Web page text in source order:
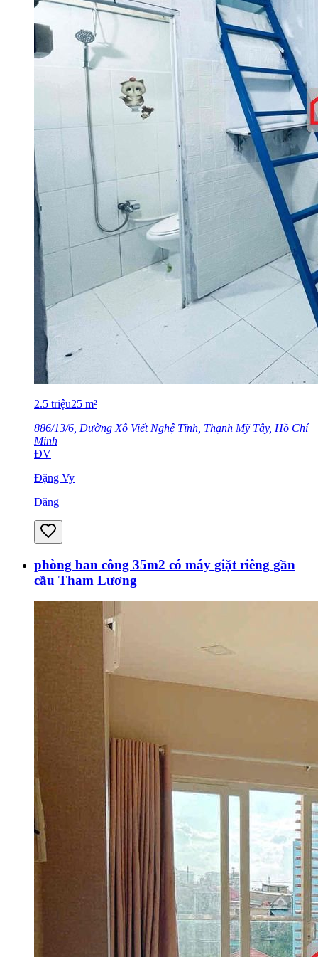
2.5 triệu25 m²
886/13/6, Đường Xô Viết Nghệ Tĩnh, Thạnh Mỹ Tây, Hồ Chí
Minh
ĐV
Đặng Vy
Đăng
phòng ban công 35m2 có máy giặt riêng gần
cầu Tham Lương